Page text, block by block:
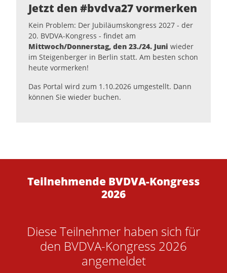
Jetzt den #bvdva27 vormerken
Kein Problem: Der Jubiläumskongress 2027 - der
20. BVDVA-Kongress - findet am
Mittwoch/Donnerstag, den 23./24. Juni wieder
im Steigenberger in Berlin statt. Am besten schon
heute vormerken!
Das Portal wird zum 1.10.2026 umgestellt. Dann
können Sie wieder buchen.
Teilnehmende BVDVA-Kongress
2026
Diese Teilnehmer haben sich für
den BVDVA-Kongress 2026
angemeldet